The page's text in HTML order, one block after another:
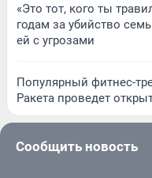
«Это тот, кого ты
годам за убийство
ей с угрозами
Популярный фитнес-
Ракета проведет
Сообщить новость